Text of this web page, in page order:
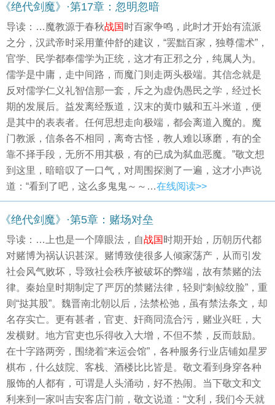
《绝代剑魔》·第17章：忽明忽暗
导读：…魔教源于春秋战国时百家争鸣，此时才开始有流派
之分，汉武帝时采用董仲舒的建议，“罢黜百家，独尊儒术”，
官学、民学都奉儒学为正统，这才有正邪之分，纯属人为。
儒学是中庸，走中间路，而魔门则走两头极端。其信念就是
反对儒学仁义礼智信那一套，斥之为虚伪愚民之学，经过长
期的发展后。益发离经叛道，汉末的黄巾贼和五斗米道，便
是其中的表表者。任何思想走向极端，都会离道入魔的。魔
门教派，信条各不相同，离奇古怪，教人难以琢磨，有的全
靠不择手段，无所不用其极，有的已成为弑血恶魔。”敬文想
到这里，暗暗叹了一口气，对周围探测了一遍，这才小声说
道：“看到了吧，这么多鬼鬼～～…在线阅读>>
《绝代剑魔》·第5章：赌场对垒
导读：…上也是一个障眼法，自战国时期开始，历朝历代都
对赌博为祸认识甚深。赌博致使很多人倾家荡产，从而引发
社会风气败坏，导致社会秩序被破坏的弊端，故有禁赌的法
律。秦始皇时期制定了严厉的禁赌法律，轻则“刺鲸纹脸”，重
则“挞其股”。魏晋南北朝以后，法禁松弛，虽有禁法条文，却
名存实亡。更有甚者，官吏、奸商同流合污，赌业兴旺，大
发横财。地方官吏也乐得收入大增，不但不禁，反而鼓励。
在十字路两旁，围绕着“来运会馆”，各种服务行业店铺如星罗
棋布，什么妓院、客栈、酒楼比比皆是。敬文看到身穿各种
服饰的人都有，可谓是人头涌动，好不热闹。当下敬文和文
利来到一家叫吉安客店门前，敬文说道：“文利，我们今天就